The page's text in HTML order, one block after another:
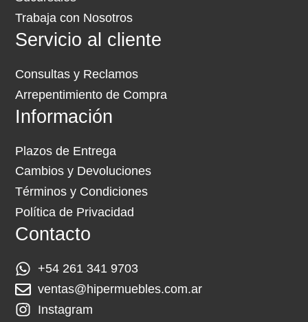
Trabaja con Nosotros
Servicio al cliente
Consultas y Reclamos
Arrepentimiento de Compra
Información
Plazos de Entrega
Cambios y Devoluciones
Términos y Condiciones
Política de Privacidad
Contacto
+54 261 341 9703
ventas@hipermuebles.com.ar
Instagram